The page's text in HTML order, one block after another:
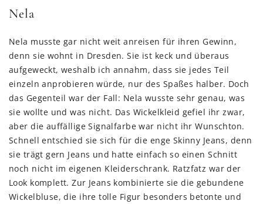
Nela
Nela musste gar nicht weit anreisen für ihren Gewinn,
denn sie wohnt in Dresden. Sie ist keck und überaus
aufgeweckt, weshalb ich annahm, dass sie jedes Teil
einzeln anprobieren würde, nur des Spaßes halber. Doch
das Gegenteil war der Fall: Nela wusste sehr genau, was
sie wollte und was nicht. Das Wickelkleid gefiel ihr zwar,
aber die auffällige Signalfarbe war nicht ihr Wunschton.
Schnell entschied sie sich für die enge Skinny Jeans, denn
sie trägt gern Jeans und hatte einfach so einen Schnitt
noch nicht im eigenen Kleiderschrank. Ratzfatz war der
Look komplett. Zur Jeans kombinierte sie die gebundene
Wickelbluse, die ihre tolle Figur besonders betonte und